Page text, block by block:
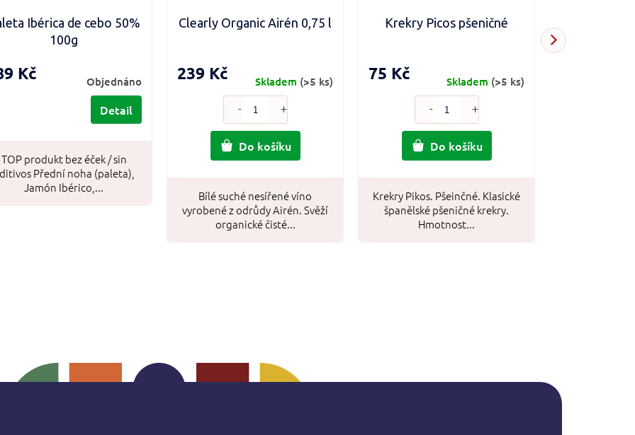
Ibérica de cebo 50%
100g
Kč
Detail
TOP produkt bez éček / sin
Přední noha (paleta),
Jamón Ibérico,...
Objednáno
Clearly Organic Airén 0,75 l
239 Kč
Do košíku
Bílé suché nesířené víno
vyrobené z odrůdy Airén. Svěží
organické čisté...
Skladem (>5 ks)
Krekry Picos pšeničné
75 Kč
Do košíku
Krekry Pikos. Pšeinčné. Klasické
španělské pšeničné krekry.
Hmotnost...
Skladem (>5 ks)